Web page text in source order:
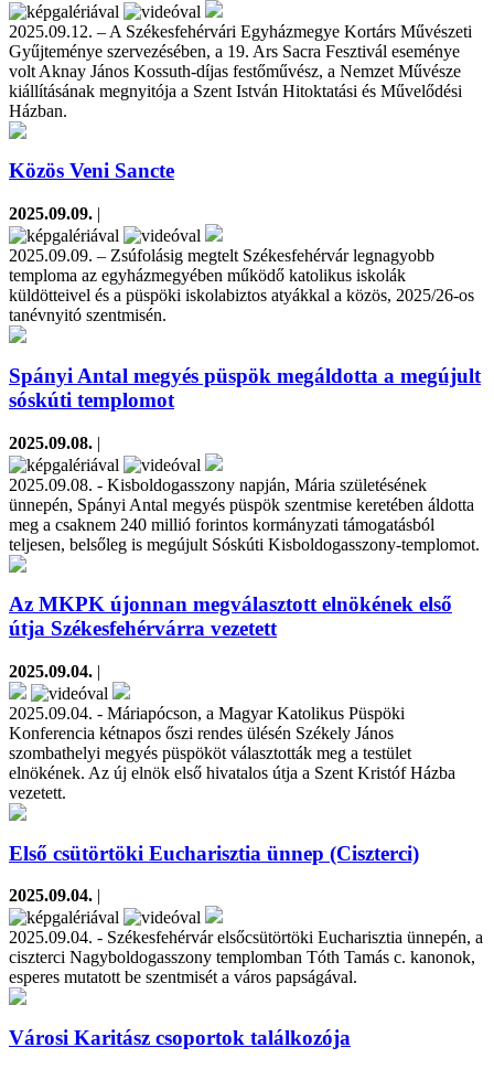
2025.09.12. – A Székesfehérvári Egyházmegye Kortárs Művészeti
Gyűjteménye szervezésében, a 19. Ars Sacra Fesztivál eseménye
volt Aknay János Kossuth-díjas festőművész, a Nemzet Művésze
kiállításának megnyitója a Szent István Hitoktatási és Művelődési
Házban.
Közös Veni Sancte
2025.09.09. |
2025.09.09. – Zsúfolásig megtelt Székesfehérvár legnagyobb
temploma az egyházmegyében működő katolikus iskolák
küldötteivel és a püspöki iskolabiztos atyákkal a közös, 2025/26-os
tanévnyitó szentmisén.
Spányi Antal megyés püspök megáldotta a megújult
sóskúti templomot
2025.09.08. |
2025.09.08. - Kisboldogasszony napján, Mária születésének
ünnepén, Spányi Antal megyés püspök szentmise keretében áldotta
meg a csaknem 240 millió forintos kormányzati támogatásból
teljesen, belsőleg is megújult Sóskúti Kisboldogasszony-templomot.
Az MKPK újonnan megválasztott elnökének első
útja Székesfehérvárra vezetett
2025.09.04. |
2025.09.04. - Máriapócson, a Magyar Katolikus Püspöki
Konferencia kétnapos őszi rendes ülésén Székely János
szombathelyi megyés püspököt választották meg a testület
elnökének. Az új elnök első hivatalos útja a Szent Kristóf Házba
vezetett.
Első csütörtöki Eucharisztia ünnep (Ciszterci)
2025.09.04. |
2025.09.04. - Székesfehérvár elsőcsütörtöki Eucharisztia ünnepén, a
ciszterci Nagyboldogasszony templomban Tóth Tamás c. kanonok,
esperes mutatott be szentmisét a város papságával.
Városi Karitász csoportok találkozója